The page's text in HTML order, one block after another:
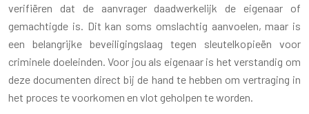
verifiëren dat de aanvrager daadwerkelijk de eigenaar of
gemachtigde is. Dit kan soms omslachtig aanvoelen, maar is
een belangrijke beveiligingslaag tegen sleutelkopieën voor
criminele doeleinden. Voor jou als eigenaar is het verstandig om
deze documenten direct bij de hand te hebben om vertraging in
het proces te voorkomen en vlot geholpen te worden.